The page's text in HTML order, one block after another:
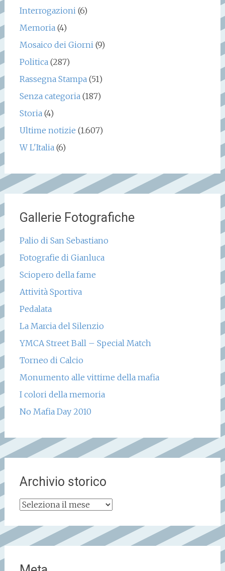
Interrogazioni (6)
Memoria (4)
Mosaico dei Giorni (9)
Politica (287)
Rassegna Stampa (51)
Senza categoria (187)
Storia (4)
Ultime notizie (1.607)
W L'Italia (6)
Gallerie Fotografiche
Palio di San Sebastiano
Fotografie di Gianluca
Sciopero della fame
Attività Sportiva
Pedalata
La Marcia del Silenzio
YMCA Street Ball – Special Match
Torneo di Calcio
Monumento alle vittime della mafia
I colori della memoria
No Mafia Day 2010
Archivio storico
Archivio